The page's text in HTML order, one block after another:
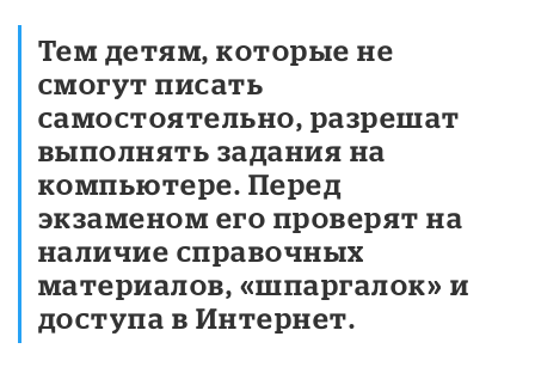
Тем детям, которые не
смогут писать
самостоятельно, разрешат
выполнять задания на
компьютере. Перед
экзаменом его проверят на
наличие справочных
материалов, «шпаргалок» и
доступа в Интернет.